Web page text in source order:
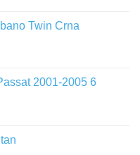
Twin Crna
2001-2005 6